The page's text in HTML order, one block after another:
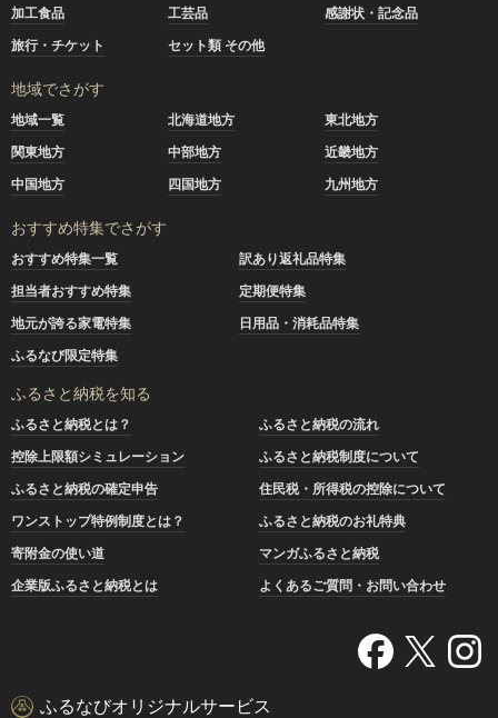
加工食品
工芸品
感謝状・記念品
旅行・チケット
セット類 その他
地域でさがす
地域一覧 北海道地方
東北地方
関東地方
中部地方
近畿地方
中国地方
四国地方 九州地方
おすすめ特集でさがす
おすすめ特集一覧
訳あり返礼品特集
担当者おすすめ特集
定期便特集
地元が誇る家電特集
日用品・消耗品特集
ふるなび限定特集
ふるさと納税を知る
ふるさと納税とは？
ふるさと納税の流れ
控除上限額シミュレーション
ふるさと納税制度について
ふるさと納税の確定申告
住民税・所得税の控除について
ワンストップ特例制度とは？
ふるさと納税のお礼特典
寄附金の使い道
マンガふるさと納税
企業版ふるさと納税とは
よくあるご質問・お問い合わせ
ふるなびオリジナルサービス